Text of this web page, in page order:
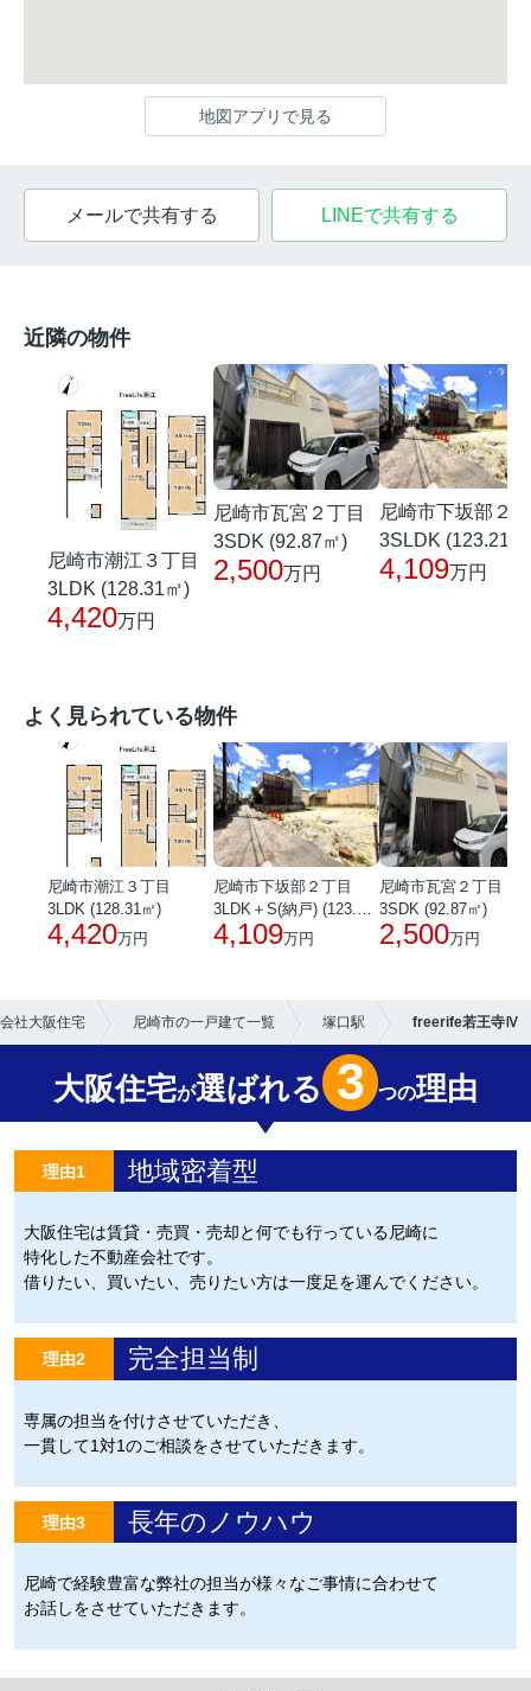
地図アプリで見る
メールで共有する LINEで共有する
近隣の物件
尼崎市潮江３丁目
3LDK (128.31㎡)
4,420万円
尼崎市瓦宮２丁目
3SDK (92.87㎡)
2,500万円
尼崎市下坂部２
3SLDK (123.21
4,109万円
よく見られている物件
尼崎市潮江３丁目
3LDK (128.31㎡)
4,420万円
尼崎市下坂部２丁目
4,109万円
尼崎市瓦宮２丁目
3SDK (92.87㎡)
2,500万円
社大阪住宅 尼崎市の一戸建て一覧 塚口駅 freerife若王寺Ⅳ
大阪住宅が選ばれる 3 つの理由
理由1 地域密着型
大阪住宅は賃貸・売買・売却と何でも行っている尼崎に
特化した不動産会社です。
借りたい、買いたい、売りたい方は一度足を運んでください。
理由2 完全担当制
専属の担当を付けさせていただき、
一貫して1対1のご相談をさせていただきます。
理由3 長年のノウハウ
尼崎で経験豊富な弊社の担当が様々なご事情に合わせて
お話しをさせていただきます。